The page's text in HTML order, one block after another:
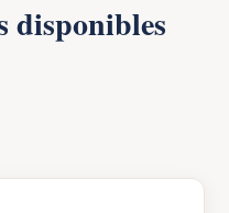
disponibles